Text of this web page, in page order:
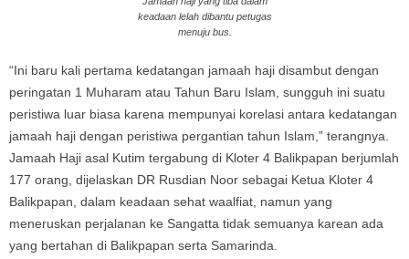
keadaan lelah dibantu petugas
menuju bus.
“Ini baru kali pertama kedatangan jamaah haji disambut dengan
peringatan 1 Muharam atau Tahun Baru Islam, sungguh ini suatu
peristiwa luar biasa karena mempunyai korelasi antara kedatangan
jamaah haji dengan peristiwa pergantian tahun Islam,” terangnya.
Jamaah Haji asal Kutim tergabung di Kloter 4 Balikpapan berjumlah
177 orang, dijelaskan DR Rusdian Noor sebagai Ketua Kloter 4
Balikpapan, dalam keadaan sehat waalfiat, namun yang
meneruskan perjalanan ke Sangatta tidak semuanya karean ada
yang bertahan di Balikpapan serta Samarinda.